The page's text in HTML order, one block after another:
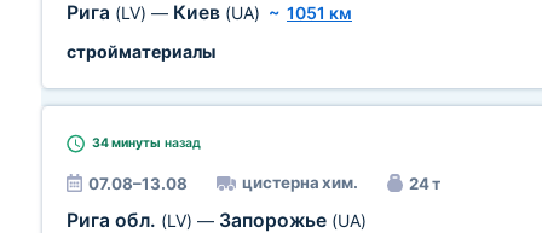
Рига (LV) — Киев (UA) ~ 1051 км
стройматериалы
34 минуты назад
07.08–13.08 цистерна хим. 24 т
Рига обл. (LV) — Запорожье (UA)